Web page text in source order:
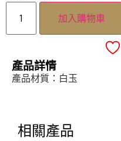
加入購物車
產品詳情
產品材質：白玉
相關產品